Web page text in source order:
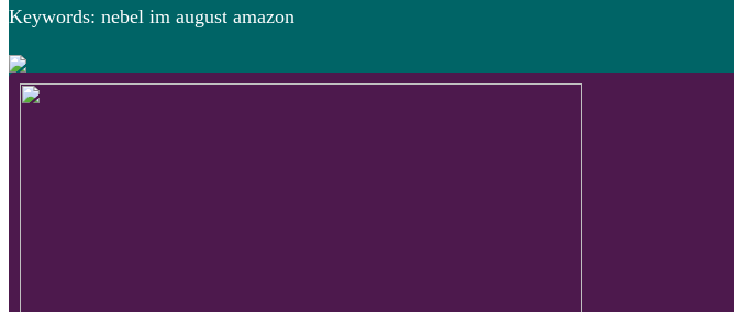
Keywords: nebel im august amazon